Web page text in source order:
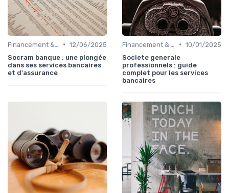
• 12/06/2025
Socram banque : une plongée
dans ses services bancaires
et d'assurance
• 10/01/2025
Societe generale
professionnels : guide
complet pour les services
bancaires